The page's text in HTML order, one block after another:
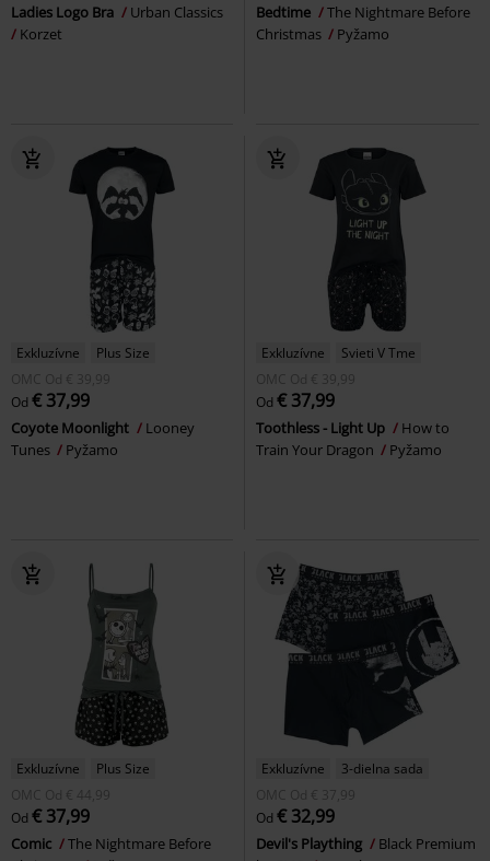
Ladies Logo Bra
Urban Classics
Korzet
Bedtime
The Nightmare Before
Christmas
Pyžamo
Exkluzívne
Plus Size
OMC Od € 39,99
Od € 37,99
Coyote Moonlight
Looney
Tunes
Pyžamo
Exkluzívne
Svieti V Tme
OMC Od € 39,99
Od € 37,99
Toothless - Light Up
How to
Train Your Dragon
Pyžamo
Exkluzívne
Plus Size
OMC Od € 44,99
Od € 37,99
Comic
The Nightmare Before
Exkluzívne
3-dielna sada
OMC Od € 37,99
Od € 32,99
Devil's Plaything
Black Premium